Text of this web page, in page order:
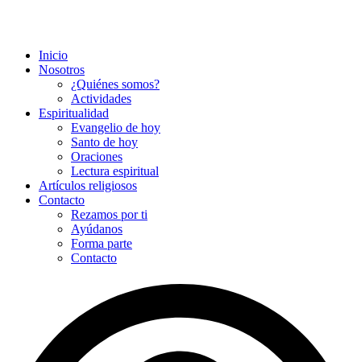
Inicio
Nosotros
¿Quiénes somos?
Actividades
Espiritualidad
Evangelio de hoy
Santo de hoy
Oraciones
Lectura espiritual
Artículos religiosos
Contacto
Rezamos por ti
Ayúdanos
Forma parte
Contacto